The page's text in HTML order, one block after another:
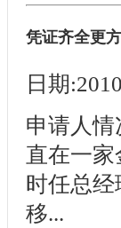
凭证齐全更
日期
申请人
直在一
时任总
移...